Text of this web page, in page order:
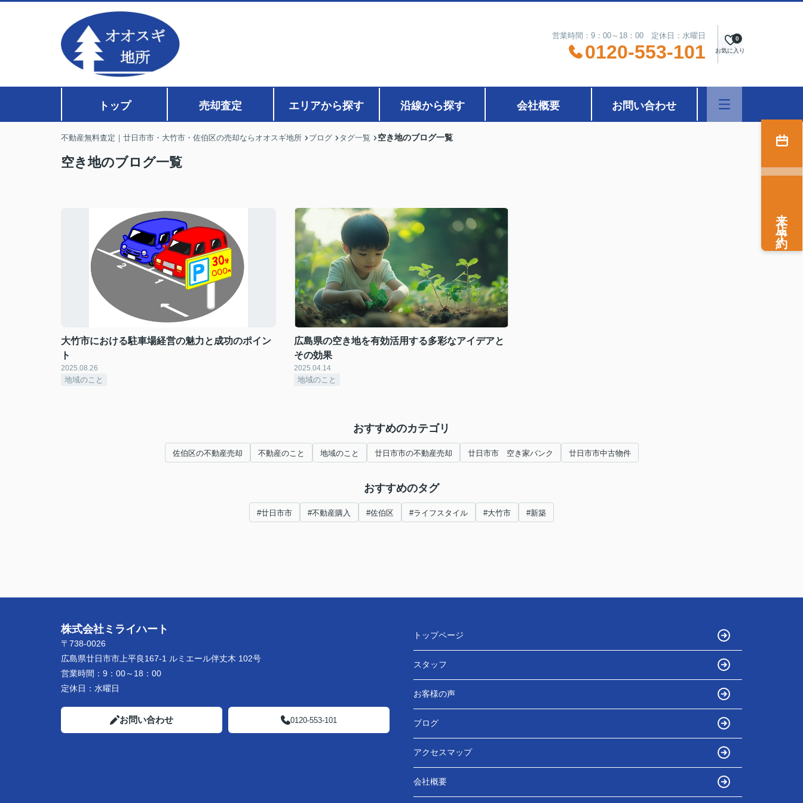
営業時間：9：00～18：00 定休日：水曜日
0120-553-101 お気に入り
0
トップ 売却査定 エリアから探す 沿線から探す 会社概要 お問い合わせ
不動産無料査定｜廿日市市・大竹市・佐伯区の売却ならオオスギ地所 ブログ タグ一覧 空き地のブログ一覧
空き地のブログ一覧
大竹市における駐車場経営の魅力と成功のポイン
ト
2025.08.26
地域のこと
広島県の空き地を有効活用する多彩なアイデアと
その効果
2025.04.14
地域のこと
おすすめのカテゴリ
佐伯区の不動産売却 不動産のこと 地域のこと 廿日市市の不動産売却 廿日市市 空き家バンク 廿日市市中古物件
おすすめのタグ
#廿日市市 #不動産購入 #佐伯区 #ライフスタイル #大竹市 #新築
来店予約
株式会社ミライハート
〒738-0026
広島県廿日市市上平良167-1 ルミエール伴丈木 102号
営業時間： 9：00～18：00
定休日： 水曜日
お問い合わせ 0120-553-101
トップページ
スタッフ
お客様の声
ブログ
アクセスマップ
会社概要